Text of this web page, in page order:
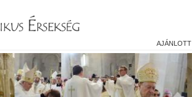
ajánlott